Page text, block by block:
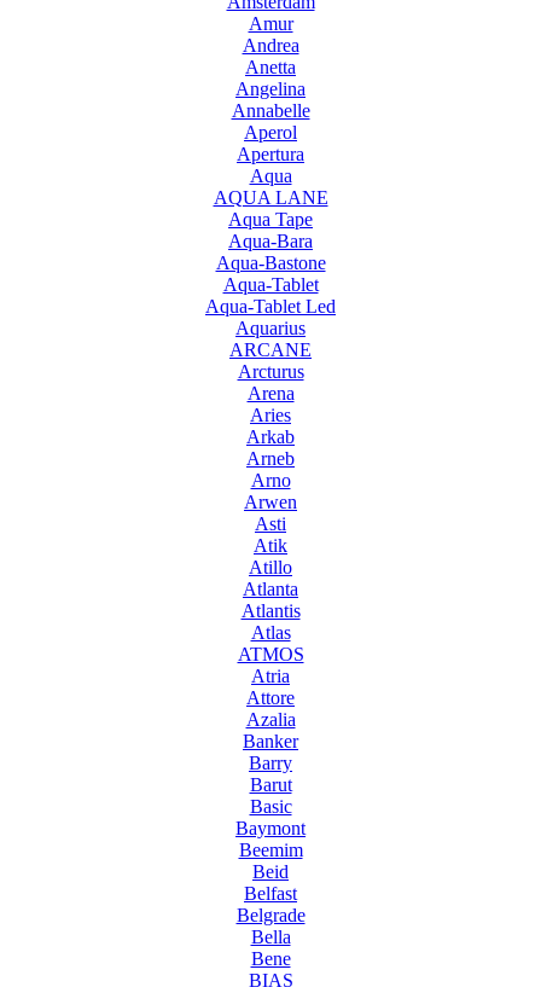
Amur
Andrea
Anetta
Angelina
Annabelle
Aperol
Apertura
Aqua
AQUA LANE
Aqua Tape
Aqua-Bara
Aqua-Bastone
Aqua-Tablet
Aqua-Tablet Led
Aquarius
ARCANE
Arcturus
Arena
Aries
Arkab
Arneb
Arno
Arwen
Asti
Atik
Atillo
Atlanta
Atlantis
Atlas
ATMOS
Atria
Attore
Azalia
Banker
Barry
Barut
Basic
Baymont
Beemim
Beid
Belfast
Belgrade
Bella
Bene
BIAS